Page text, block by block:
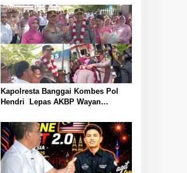
Kapolresta Banggai Kombes Pol
Hendri Lepas AKBP Wayan
Pora Dipopong Menuju Kendaraan